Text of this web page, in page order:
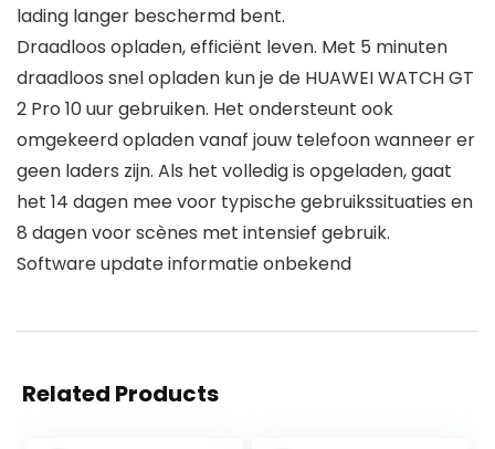
lading langer beschermd bent.
Draadloos opladen, efficiënt leven. Met 5 minuten
draadloos snel opladen kun je de HUAWEI WATCH GT
2 Pro 10 uur gebruiken. Het ondersteunt ook
omgekeerd opladen vanaf jouw telefoon wanneer er
geen laders zijn. Als het volledig is opgeladen, gaat
het 14 dagen mee voor typische gebruikssituaties en
8 dagen voor scènes met intensief gebruik.
Software update informatie onbekend
Related Products